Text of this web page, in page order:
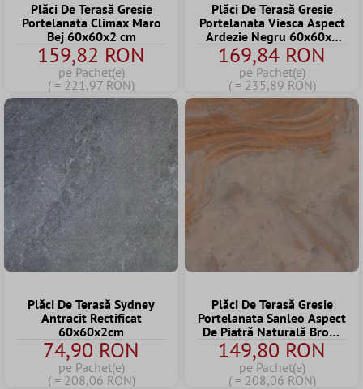
Plăci De Terasă Gresie
Portelanata Climax Maro
Bej 60x60x2 cm
159,82 RON
pe Pachet(e)
( = 221,97 RON)
Plăci De Terasă Gresie
Portelanata Viesca Aspect
Ardezie Negru 60x60x2
cm
169,84 RON
pe Pachet(e)
( = 235,89 RON)
Plăci De Terasă Sydney
Antracit Rectificat
60x60x2cm
74,90 RON
pe Pachet(e)
( = 208,06 RON)
Plăci De Terasă Gresie
Portelanata Sanleo Aspect
De Piatră Naturală Bronz
60x60x2cm
149,80 RON
pe Pachet(e)
( = 208,06 RON)